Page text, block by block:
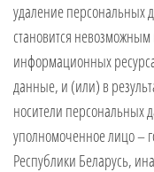
удаление персональных
становится
информационных
данные, и (или) в
носители персональных
уполномоченное лицо –
Республики Беларусь,